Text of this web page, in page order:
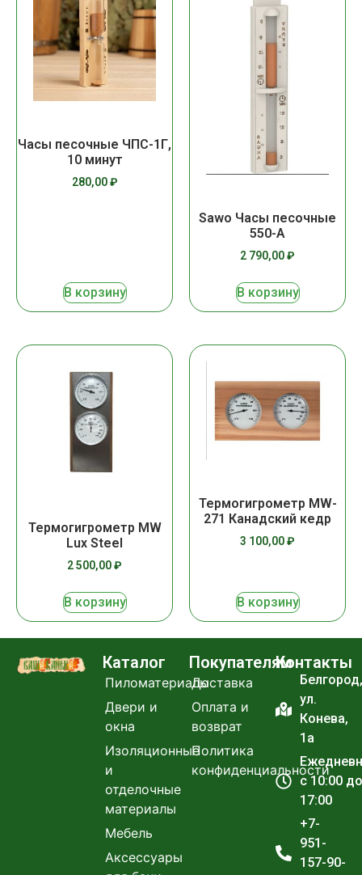
Часы песочные ЧПС-1Г,
10 минут
280,00₽
В корзину
Sawo Часы песочные
550-А
2 790,00₽
В корзину
Термогигрометр MW
Lux Steel
2 500,00₽
В корзину
Термогигрометр MW-
271 Канадский кедр
3 100,00₽
В корзину
Каталог
Пиломатериалы
Двери и
окна
Изоляционные
и
отделочные
материалы
Мебель
Аксессуары
Покупателям
Доставка
Оплата и
возврат
Политика
конфиденциальности
Контакты
Белгород,
ул.
Конева,
1а
с 10:00 до
17:00
+7-
951-
157-90-